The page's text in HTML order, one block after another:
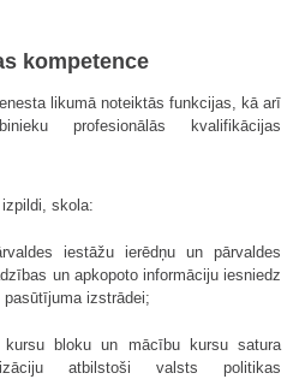
kompetence
likumā noteiktās funkcijas, kā arī
profesionālās kvalifikācijas
skola:
iestāžu ierēdņu un pārvaldes
un apkopoto informāciju iesniedz
izstrādei;
bloku un mācību kursu satura
atbilstoši valsts politikas